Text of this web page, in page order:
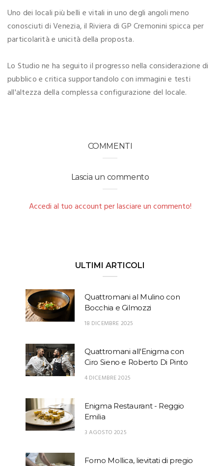
Uno dei locali più belli e vitali in uno degli angoli meno
conosciuti di Venezia, il Riviera di GP Cremonini spicca per
particolarità e unicità della proposta.
Lo Studio ne ha seguito il progresso nella considerazione di
pubblico e critica supportandolo con immagini e testi
all'altezza della complessa configurazione del locale.
COMMENTI
Lascia un commento
Accedi al tuo account per lasciare un commento!
ULTIMI ARTICOLI
Quattromani al Mulino con
Bocchia e Gilmozzi
18 DICEMBRE 2025
Quattromani all'Enigma con
Ciro Sieno e Roberto Di Pinto
4 DICEMBRE 2025
Enigma Restaurant - Reggio
Emilia
3 AGOSTO 2025
Forno Mollica, lievitati di pregio